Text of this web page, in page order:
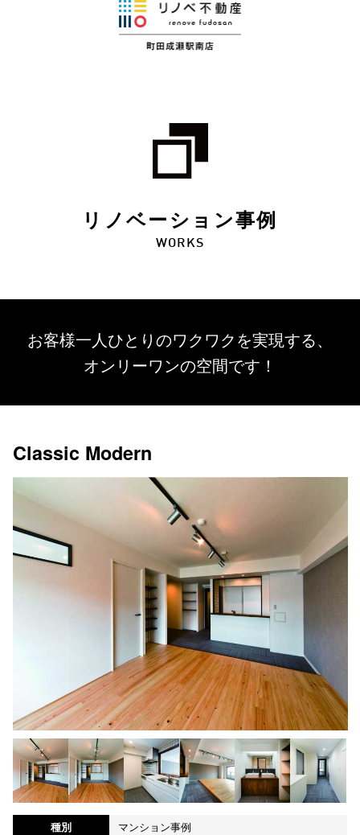
リノベーション事例
WORKS
お客様一人ひとりのワクワクを実現する、
オンリーワンの空間です！
Classic Modern
種別
マンション事例